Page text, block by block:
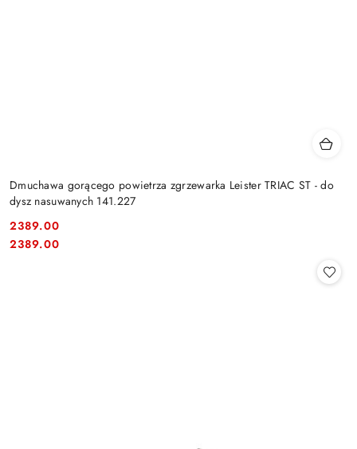
Dmuchawa gorącego powietrza zgrzewarka Leister TRIAC ST - do
dysz nasuwanych 141.227
Cena:
2389.00
Cena:
2389.00